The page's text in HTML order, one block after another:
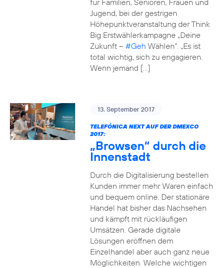
für Familien, Senioren, Frauen und
Jugend, bei der gestrigen
Höhepunktveranstaltung der Think
Big Erstwählerkampagne „Deine
Zukunft – #Geh Wählen“. „Es ist
total wichtig, sich zu engagieren.
Wenn jemand […]
13. September 2017
TELEFÓNICA NEXT AUF DER DMEXCO
2017:
„Browsen“ durch die
Innenstadt
Durch die Digitalisierung bestellen
Kunden immer mehr Waren einfach
und bequem online. Der stationäre
Handel hat bisher das Nachsehen
und kämpft mit rückläufigen
Umsätzen. Gerade digitale
Lösungen eröffnen dem
Einzelhandel aber auch ganz neue
Möglichkeiten. Welche wichtigen